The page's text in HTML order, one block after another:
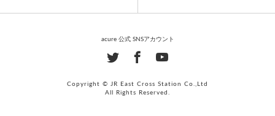
acure 公式 SNSアカウント
Copyright © JR East Cross Station Co.,Ltd
All Rights Reserved.